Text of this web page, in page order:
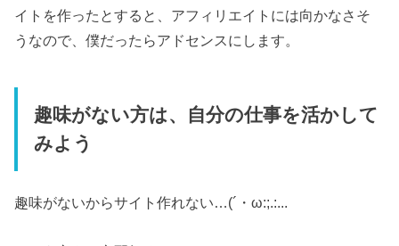
イトを作ったとすると、アフィリエイトには向かなさそ
うなので、僕だったらアドセンスにします。
趣味がない方は、自分の仕事を活かして
みよう
趣味がないからサイト作れない…(´・ω:;.:...